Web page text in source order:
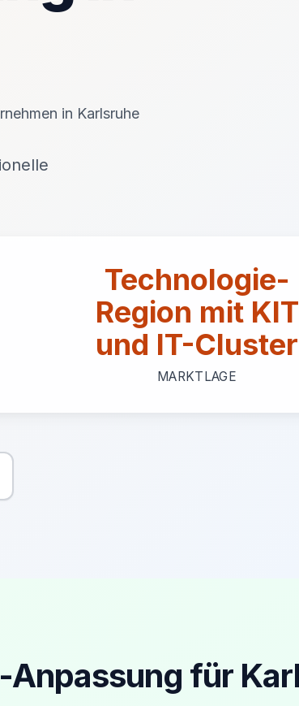
in Karlsruhe
Technologie-
Region mit KIT
und IT-Cluster
MARKTLAGE
für